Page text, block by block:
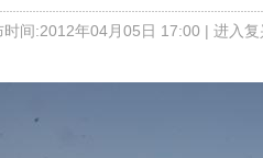
时间:2012年04月05日 17:00 | 进入复